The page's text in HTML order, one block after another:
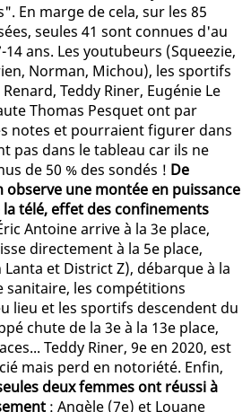
En marge de cela, sur les 85
seules 41 sont connues d'au
ans. Les youtubeurs (Squeezie,
Norman, Michou), les sportifs
Teddy Riner, Eugénie Le
Thomas Pesquet ont par
notes et pourraient figurer dans
pas dans le tableau car ils ne
de 50 % des sondés ! De
observe une montée en puissance
télé, effet des confinements
Antoine arrive à la 3e place,
directement à la 5e place,
et District Z), débarque à la
sanitaire, les compétitions
lieu et les sportifs descendent du
chute de la 3e à la 13e place,
Teddy Riner, 9e en 2020, est
mais perd en notoriété. Enfin,
deux femmes ont réussi à
: Angèle (7e) et Louane